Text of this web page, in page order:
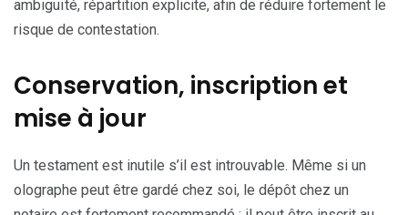
ambiguïté, répartition explicite, afin de réduire fortement le
risque de contestation.
Conservation, inscription et
mise à jour
Un testament est inutile s’il est introuvable. Même si un
olographe peut être gardé chez soi, le dépôt chez un